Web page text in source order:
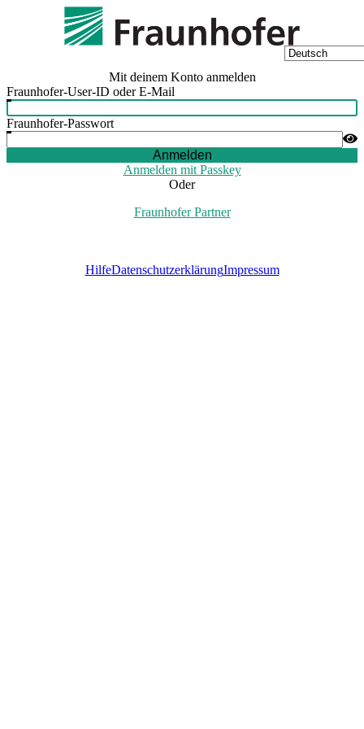
Mit deinem Konto anmelden
Fraunhofer-User-ID oder E-Mail
Fraunhofer-Passwort
Anmelden
Anmelden mit Passkey
Oder
Fraunhofer Partner
HilfeDatenschutzerklärungImpressum